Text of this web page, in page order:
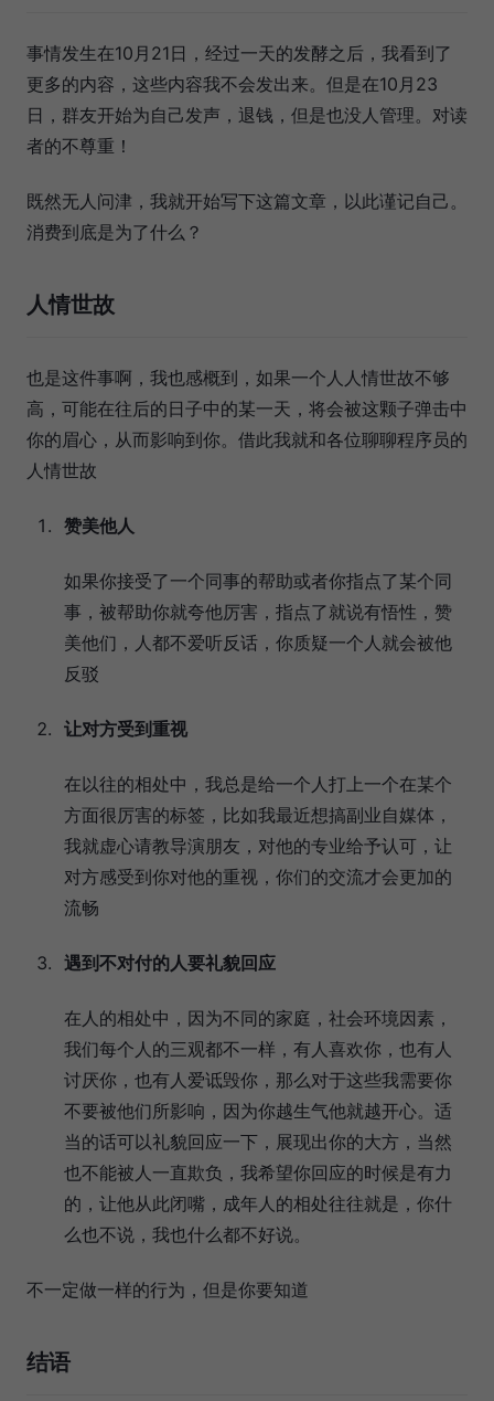
事情发生在10月21日，经过一天的发酵之后，我看到了
更多的内容，这些内容我不会发出来。但是在10月23
日，群友开始为自己发声，退钱，但是也没人管理。对读
者的不尊重！
既然无人问津，我就开始写下这篇文章，以此谨记自己。
消费到底是为了什么？
人情世故
也是这件事啊，我也感概到，如果一个人人情世故不够
高，可能在往后的日子中的某一天，将会被这颗子弹击中
你的眉心，从而影响到你。借此我就和各位聊聊程序员的
人情世故
赞美他人
如果你接受了一个同事的帮助或者你指点了某个同
事，被帮助你就夸他厉害，指点了就说有悟性，赞
美他们，人都不爱听反话，你质疑一个人就会被他
反驳
让对方受到重视
在以往的相处中，我总是给一个人打上一个在某个
方面很厉害的标签，比如我最近想搞副业自媒体，
我就虚心请教导演朋友，对他的专业给予认可，让
对方感受到你对他的重视，你们的交流才会更加的
流畅
遇到不对付的人要礼貌回应
在人的相处中，因为不同的家庭，社会环境因素，
我们每个人的三观都不一样，有人喜欢你，也有人
讨厌你，也有人爱诋毁你，那么对于这些我需要你
不要被他们所影响，因为你越生气他就越开心。适
当的话可以礼貌回应一下，展现出你的大方，当然
也不能被人一直欺负，我希望你回应的时候是有力
的，让他从此闭嘴，成年人的相处往往就是，你什
么也不说，我也什么都不好说。
不一定做一样的行为，但是你要知道
结语